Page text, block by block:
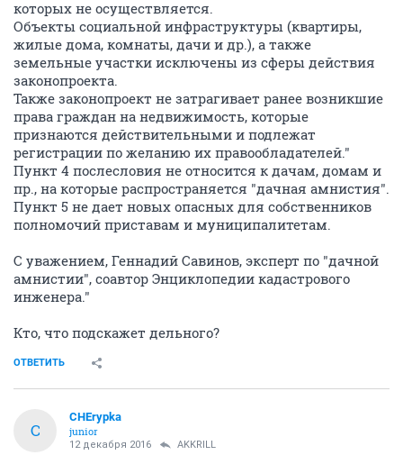
которых не осуществляется.
Объекты социальной инфраструктуры (квартиры,
жилые дома, комнаты, дачи и др.), а также
земельные участки исключены из сферы действия
законопроекта.
Также законопроект не затрагивает ранее возникшие
права граждан на недвижимость, которые
признаются действительными и подлежат
регистрации по желанию их правообладателей."
Пункт 4 послесловия не относится к дачам, домам и
пр., на которые распространяется "дачная амнистия".
Пункт 5 не дает новых опасных для собственников
полномочий приставам и муниципалитетам.
С уважением, Геннадий Савинов, эксперт по "дачной
амнистии", соавтор Энциклопедии кадастрового
инженера."
Кто, что подскажет дельного?
ОТВЕТИТЬ
C
CHErypka
junior
12 декабря 2016 AKKRILL